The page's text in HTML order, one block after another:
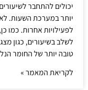
יכולים להתחבר
יותר במערכת השעות.
לפעילויות אחרות. כמו
לשלב בשיעורים, כגון
טובה יותר של החומר
לקריאת המאמר »